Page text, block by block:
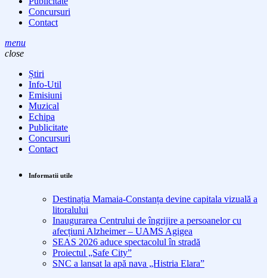
Concursuri
Contact
menu
close
Știri
Info-Util
Emisiuni
Muzical
Echipa
Publicitate
Concursuri
Contact
Informatii utile
Destinația Mamaia-Constanța devine capitala vizuală a
litoralului
Inaugurarea Centrului de îngrijire a persoanelor cu
afecțiuni Alzheimer – UAMS Agigea
SEAS 2026 aduce spectacolul în stradă
Proiectul „Safe City”
SNC a lansat la apă nava „Histria Elara”